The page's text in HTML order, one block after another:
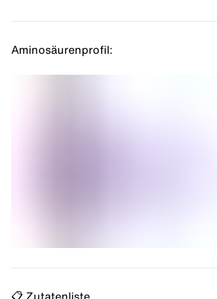
Aminosäurenprofil:
📋 Zutatenliste